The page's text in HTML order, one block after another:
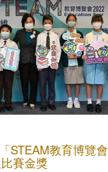
STEAM教育博覽會
賽金獎